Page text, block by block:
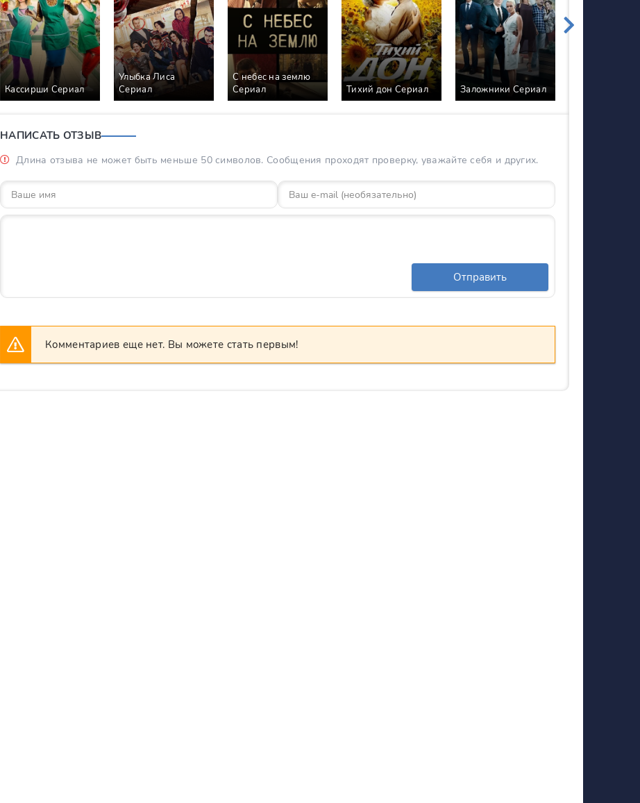
Кассирши Сериал
Улыбка Лиса
Сериал
С небес на землю
Сериал
Тихий дон Сериал Заложники Сериал
НАПИСАТЬ ОТЗЫВ
Длина отзыва не может быть меньше 50 символов. Сообщения проходят проверку, уважайте себя и других.
Отправить
Комментариев еще нет. Вы можете стать первым!